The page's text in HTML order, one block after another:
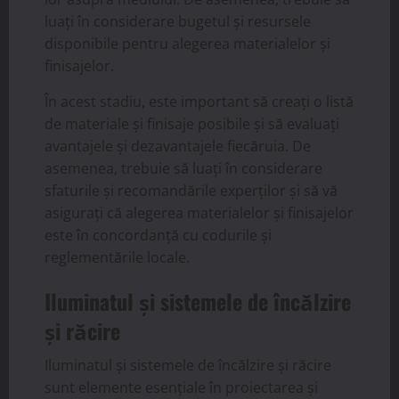
luați în considerare bugetul și resursele
disponibile pentru alegerea materialelor și
finisajelor.
În acest stadiu, este important să creați o listă
de materiale și finisaje posibile și să evaluați
avantajele și dezavantajele fiecăruia. De
asemenea, trebuie să luați în considerare
sfaturile și recomandările experților și să vă
asigurați că alegerea materialelor și finisajelor
este în concordanță cu codurile și
reglementările locale.
Iluminatul și sistemele de încălzire
și răcire
Iluminatul și sistemele de încălzire și răcire
sunt elemente esențiale în proiectarea și